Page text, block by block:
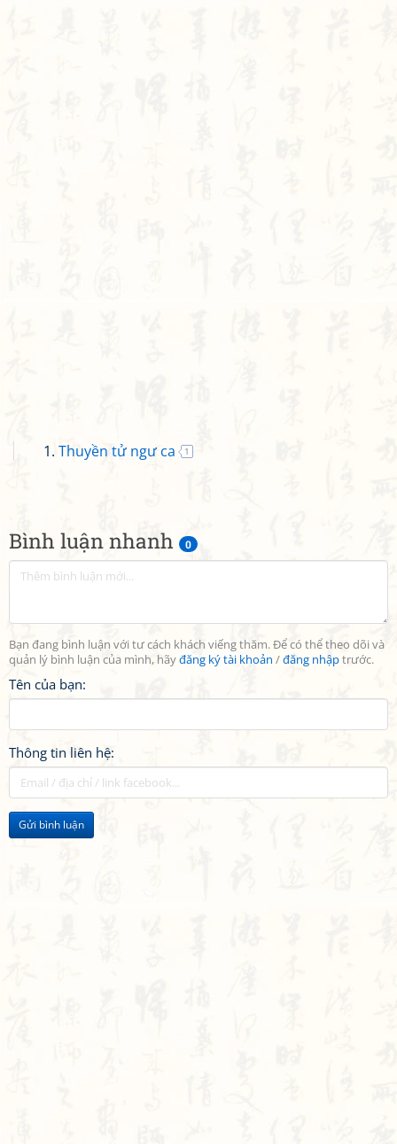
Bình luận nhanh 0
Bạn đang bình luận với tư cách khách viếng thăm. Để có thể theo dõi và
quản lý bình luận của mình, hãyđăng ký tài khoản /đăng nhậptrước.
Tên của bạn:
Thông tin liên hệ:
Gửi bình luận
Thuyền tử ngư ca 1